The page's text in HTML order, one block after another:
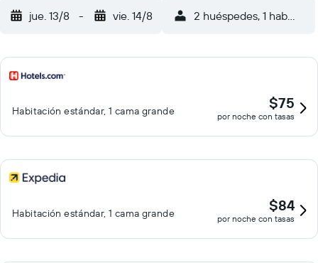
jue. 13/8 - vie. 14/8 2 huéspedes, 1
Habitación estándar, 1 cama grande $75
por noche con tasas
Habitación estándar, 1 cama grande $84
por noche con tasas